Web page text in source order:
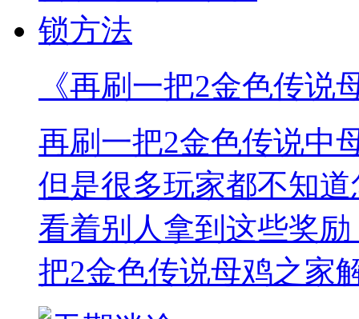
《再刷一把2金色传说
再刷一把2金色传说中
但是很多玩家都不知
看着别人拿到这些奖
把2金色传说母鸡之家